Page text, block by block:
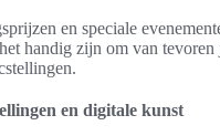
en speciale
handig zijn om van tevoren
en digitale kunst